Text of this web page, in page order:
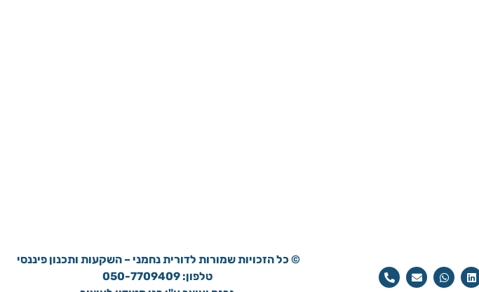
© כל הזכויות שמורות לדורית נחמני – השקעות ותכנון פיננסי
טלפון: 050-7709409